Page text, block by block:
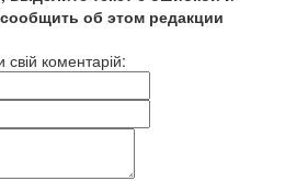
об этом редакции
свій коментарій: